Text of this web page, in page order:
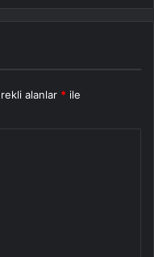
alanlar * ile